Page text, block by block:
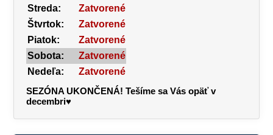
Streda:
Zatvorené
Štvrtok:
Zatvorené
Piatok:
Zatvorené
Sobota:
Zatvorené
Nedeľa:
Zatvorené
SEZÓNA UKONČENÁ! Tešíme sa Vás opäť v
decembri♥